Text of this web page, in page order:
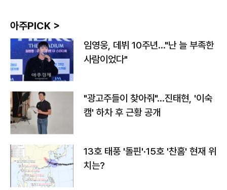
아주PICK >
임영웅, 데뷔 10주년…"난 늘 부족한
사람이었다"
"광고주들이 찾아줘"…진태현, '이숙
캠' 하차 후 근황 공개
13호 태풍 '돌핀'·15호 '찬홈' 현재 위
치는?